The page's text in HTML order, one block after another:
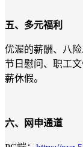
五、多元福利
优渥的薪酬、八
节日慰问、职工
薪休假。
六、网申通道